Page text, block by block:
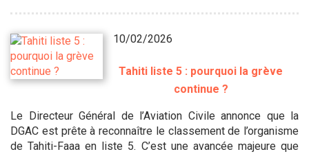
10/02/2026
Tahiti liste 5 : pourquoi la grève
continue ?
Le Directeur Général de l’Aviation Civile annonce que la
DGAC est prête à reconnaître le classement de l’organisme
de Tahiti-Faaa en liste 5. C’est une avancée majeure que